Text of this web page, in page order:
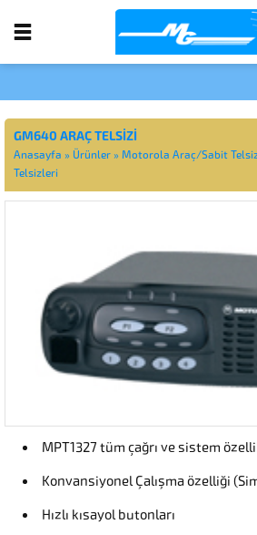
GM640 ARAÇ TELSIZI
Anasayfa » Ürünler » Motorola Araç/Sabit
Telsizleri
MPT1327 tüm çağrı ve sistem
Konvansiyonel Çalışma özelliği
Hızlı kısayol butonları